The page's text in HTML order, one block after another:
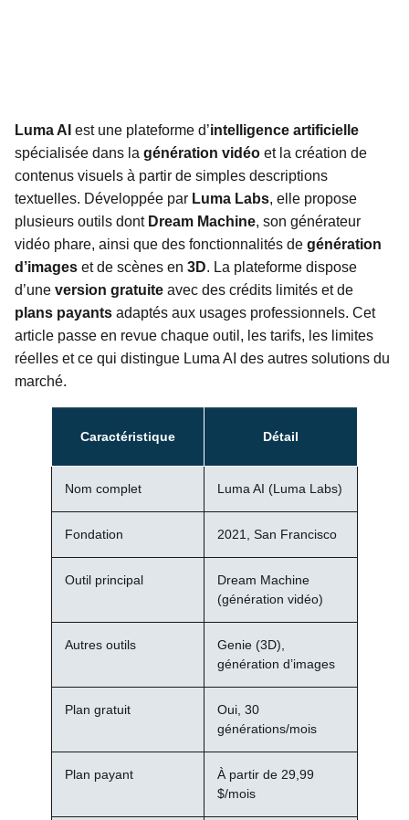
Luma AI est une plateforme d’intelligence artificielle
spécialisée dans la génération vidéo et la création de
contenus visuels à partir de simples descriptions
textuelles. Développée par Luma Labs, elle propose
plusieurs outils dont Dream Machine, son générateur
vidéo phare, ainsi que des fonctionnalités de génération
d’images et de scènes en 3D. La plateforme dispose
d’une version gratuite avec des crédits limités et de
plans payants adaptés aux usages professionnels. Cet
article passe en revue chaque outil, les tarifs, les limites
réelles et ce qui distingue Luma AI des autres solutions du
marché.
Caractéristique Détail
Nom complet Luma AI (Luma Labs)
Fondation 2021, San Francisco
Outil principal
Dream Machine
(génération vidéo)
Autres outils
Genie (3D),
génération d’images
Plan gratuit
Oui, 30
générations/mois
Plan payant
À partir de 29,99
$/mois